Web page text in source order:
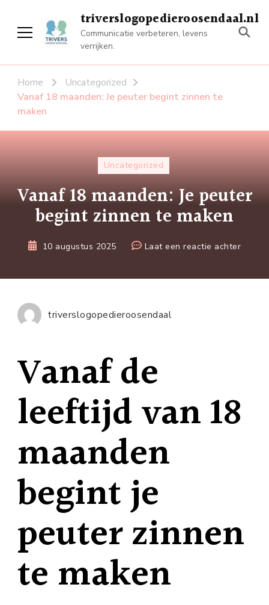
triverslogopedieroosendaal.nl
Communicatie verbeteren, levens
verrijken.
Home
Uncategorized
Vanaf 18 maanden: Je peuter begint zinnen te
maken
Uncategorized
Vanaf 18 maanden: Je peuter
begint zinnen te maken
10 augustus 2025 Laat een reactie achterop
18
triverslogopedieroosendaal
Vanaf de
leeftijd van 18
maanden
begint je
peuter zinnen
te maken